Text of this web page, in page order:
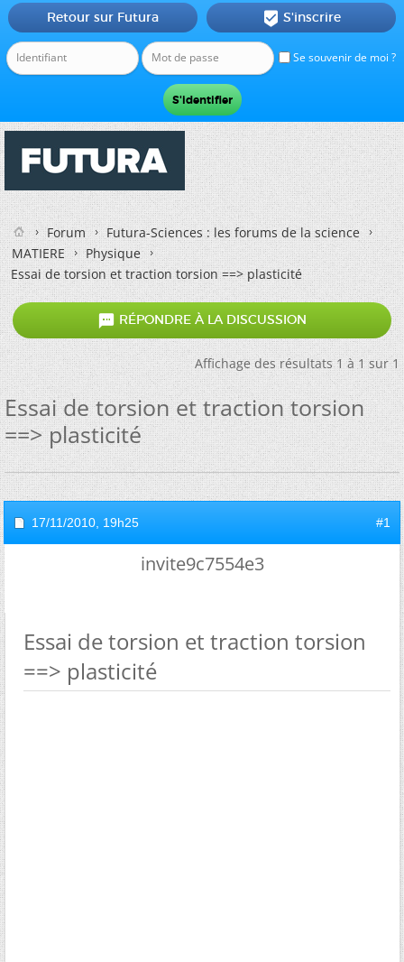
Se souvenir de moi ?
Retour sur Futura  S'inscrire
Forum
Futura-Sciences : les forums de la science
MATIERE
Physique
Essai de torsion et traction torsion ==> plasticité
 RÉPONDRE À LA DISCUSSION
Affichage des résultats 1 à 1 sur 1
Essai de torsion et traction torsion
==> plasticité
17/11/2010, 19h25 #1
invite9c7554e3
Essai de torsion et traction torsion
==> plasticité